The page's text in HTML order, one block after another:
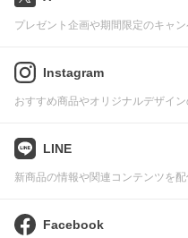
プレゼント企画や期間限定のキャ
Instagram
おすすめ商品やオリジナルデザイ
LINE
新商品の情報や関連コンテンツを
Facebook